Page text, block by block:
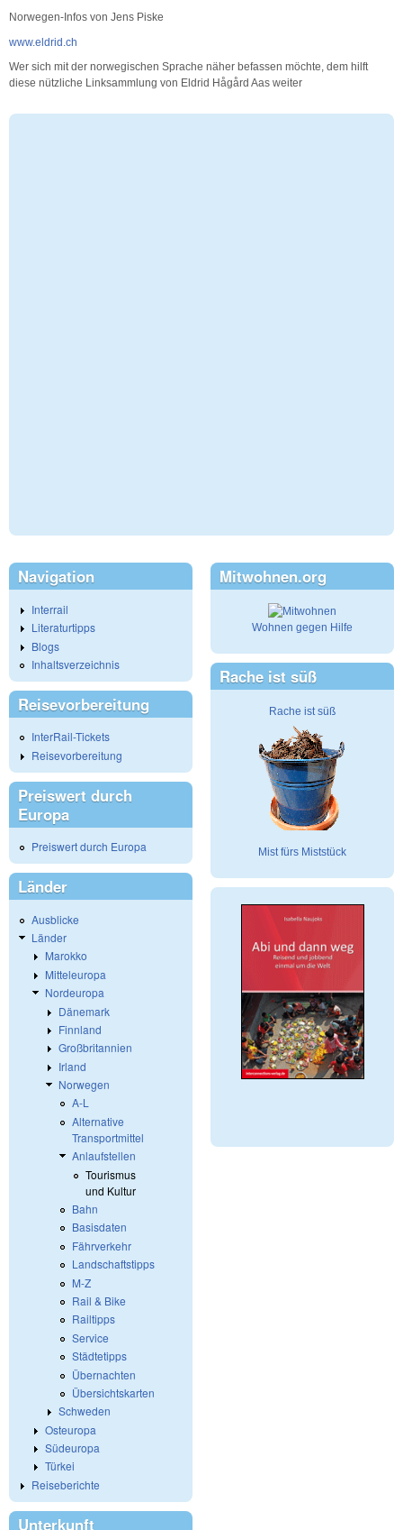
Norwegen-Infos von Jens Piske
www.eldrid.ch
Wer sich mit der norwegischen Sprache näher befassen möchte, dem hilft
diese nützliche Linksammlung von Eldrid Hågård Aas weiter
Navigation
Interrail
Literaturtipps
Blogs
Inhaltsverzeichnis
Reisevorbereitung
InterRail-Tickets
Reisevorbereitung
Preiswert durch
Europa
Preiswert durch Europa
Länder
Ausblicke
Länder
Marokko
Mitteleuropa
Nordeuropa
Dänemark
Finnland
Großbritannien
Irland
Norwegen
A-L
Alternative
Transportmittel
Anlaufstellen
Tourismus
und Kultur
Bahn
Basisdaten
Fährverkehr
Landschaftstipps
M-Z
Rail & Bike
Railtipps
Service
Städtetipps
Übernachten
Übersichtskarten
Schweden
Osteuropa
Südeuropa
Türkei
Reiseberichte
Unterkunft
Mitwohnen.org
Wohnen gegen Hilfe
Rache ist süß
Rache ist süß
Mist fürs Miststück